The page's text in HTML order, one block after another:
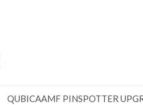
QUBICAAMF PINSPOTTER